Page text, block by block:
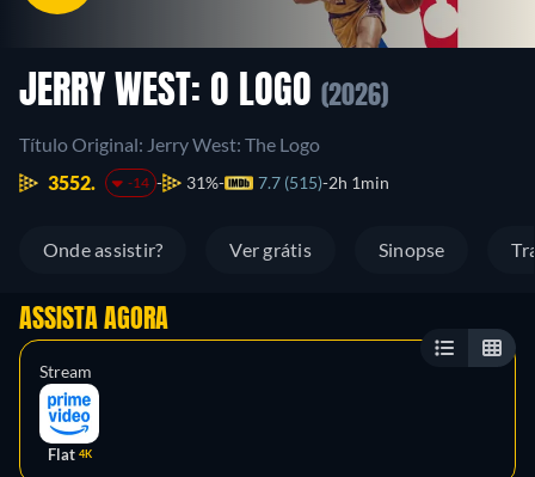
JERRY WEST: O LOGO (2026)
Título Original: Jerry West: The Logo
3552.
-14 31% 7.7 (515) 2h 1min
Onde assistir? Ver grátis Sinopse
ASSISTA AGORA
Stream
Flat 4K